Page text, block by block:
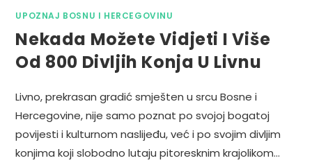
UPOZNAJ BOSNU I HERCEGOVINU
Nekada Možete Vidjeti I Više
Od 800 Divljih Konja U Livnu
Livno, prekrasan gradić smješten u srcu Bosne i
Hercegovine, nije samo poznat po svojoj bogatoj
povijesti i kulturnom naslijeđu, već i po svojim divljim
konjima koji slobodno lutaju pitoresknim krajolikom…